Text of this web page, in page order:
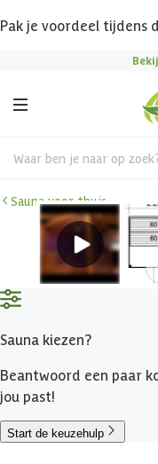
Pak je voordeel tijdens
Waar ben je naar op
Sauna voor thuis
Sauna kiezen?
Beantwoord een paar
jou past!
Start de keuzehulp